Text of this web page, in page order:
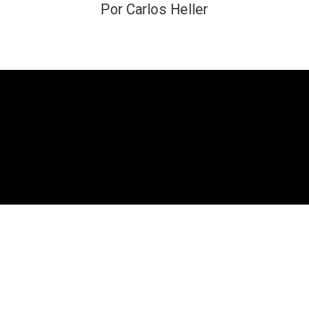
Por Carlos Heller